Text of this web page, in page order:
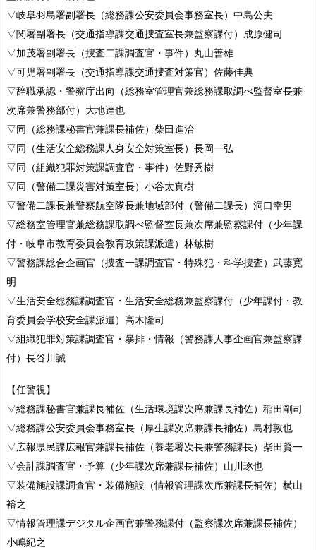
▽岐阜羽島署副署長（総務課公安委員会事務室長）中島公夫
▽関署副署長（交通指導課交通捜査室長兼監察課付）成原健司
▽加茂署副署長（捜査二課調査官・事件）丸山善雄
▽可児署副署長（交通指導課交通捜査対策官）佐藤佳典
▽辞職承認・警察庁出向（総務室管理官兼総務課取調べ監督室長兼
次席兼警務部付）大地達也
▽同（総務課秘書官兼課長補佐）柴田進治
▽同（生活安全総務課人身安全対策室長）長岡一弘
▽同（組織犯罪対策課調査官・事件）佐野秀樹
▽同（警備二課災害対策室長）小谷太真樹
▽警備二課長兼警察航空隊長兼地域部付（警備二課長）洞口幸男
▽総務室管理官兼総務課取調べ監督室長兼次席兼監察課付（少年課
付・岐阜市教育委員会教育政策課派遣）林敏樹
▽警務課総合企画官（捜査一課調査官・特殊犯・科学捜査）武藤寛
明
▽生活安全総務課調査官・生活安全総務兼監察課付（少年課付・教
育委員会学校安全課派遣）高木隆司
▽組織犯罪対策課調査官・暴排・情報（警務課人事企画官兼監察課
付）長谷川誠
【任警視】
▽総務課秘書官兼課長補佐（生活環境課次席兼課長補佐）稲田剛司
▽総務課公安委員会事務室長（厚生課次席兼課長補佐）島村敦也
▽広報県民課広報官兼課長補佐（養老署次長兼警務課長）柴田賢一
▽会計課調査官・予算（少年課次席兼課長補佐）山川琢也
▽装備施設課調査官・装備施設（情報管理課次席兼課長補佐）横山
裕之
▽情報管理課デジタル企画官兼警務課付（監察課次席兼課長補佐）
小嶋紀之